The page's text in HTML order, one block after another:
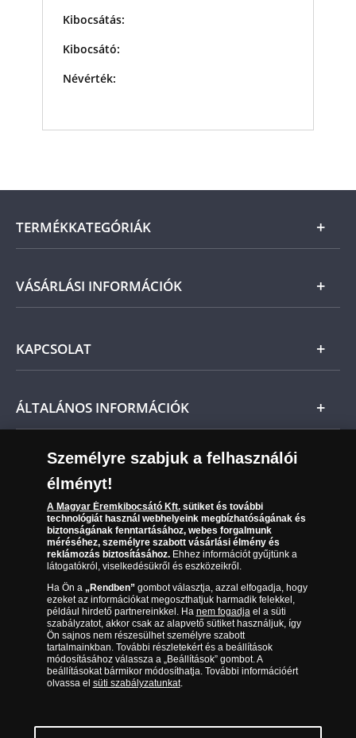
Kibocsátás:
Kibocsátó:
Névérték:
TERMÉKKATEGÓRIÁK
Arany
Magyar
VÁSÁRLÁSI INFORMÁCIÓK
Kézbesítés
Reklamáció
Visszaküldés
Elállási űrlap
KAPCSOLAT
Ügyfélszolgálat
Leiratkozás a hírlevélről
Karrier
ÁLTALÁNOS INFORMÁCIÓK
Sütik (cookies) használata
Süti (cookies)Beállítások
Társaságunkról
Az érmék és érmek ára és értéke
Gyakran ismételt kérdések
Adatkezelés
06 80 888 889
(díjmentesen hívható hétfőtől csütörtökig 9.00 és 17.00
óra között, péntekenként 9.00 és 15.00 óra között)
Személyre szabjuk a felhasználói
élményt!
A Magyar Éremkibocsátó Kft.sütiket és további
technológiát használ webhelyeink megbízhatóságának és
biztonságának fenntartásához, webes forgalmunk
méréséhez, személyre szabott vásárlási élmény és
reklámozás biztosításához.Ehhez információt gyűjtünk a
látogatókról, viselkedésükről és eszközeikről.
Ha Ön a „Rendben”gombot választja, azzal elfogadja, hogy
ezeket az információkat megoszthatjuk harmadik felekkel,
például hirdető partnereinkkel. Ha nem fogadjael a süti
szabályzatot, akkor csak az alapvető sütiket használjuk, így
Ön sajnos nem részesülhet személyre szabott
tartalmainkban. További részletekért és a beállítások
módosításához válassza a „Beállítások” gombot. A
beállításokat bármikor módosíthatja. További információért
olvassa el süti szabályzatunkat.